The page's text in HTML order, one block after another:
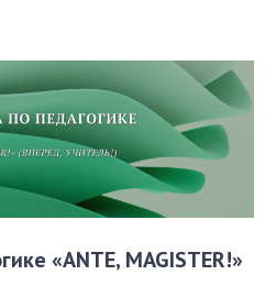
«ANTE, MAGISTER!»